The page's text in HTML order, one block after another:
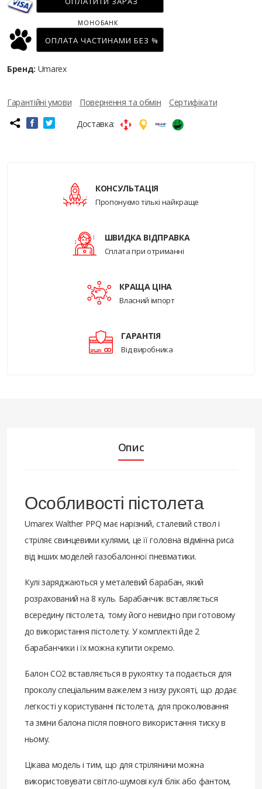
ОПЛАТА ЧАСТИНАМИ БЕЗ %
МОНОБАНК
Бренд: Umarex
Гарантійні умови Повернення та обмін
Сертифікати
Доставка:
КОНСУЛЬТАЦІЯ
Пропонуємо тількі найкраще
ШВИДКА ВІДПРАВКА
Сплата при отриманні
КРАЩА ЦІНА
Власний імпорт
ГАРАНТІЯ
Від виробника
Опис
Особливості пістолета
Umarex Walther PPQ має нарізний, сталевий ствол і
стріляє свинцевими кулями, це її головна відмінна риса
від інших моделей газобалонної пневматики.
Кулі заряджаються у металевий барабан, який
розрахований на 8 куль. Барабанчик вставляється
всередину пістолета, тому його невидно при готовому
до використання пістолету. У комплекті йде 2
барабанчики і їх можна купити окремо.
Балон СО2 вставляється в рукоятку та подається для
проколу спеціальним важелем з низу рукояті, що додає
легкості у користуванні пістолета, для проколювання
та зміни балона після повного використання тиску в
ньому.
Цікава модель і тим, що для стрілянини можна
використовувати світло-шумові кулі блік або фантом,